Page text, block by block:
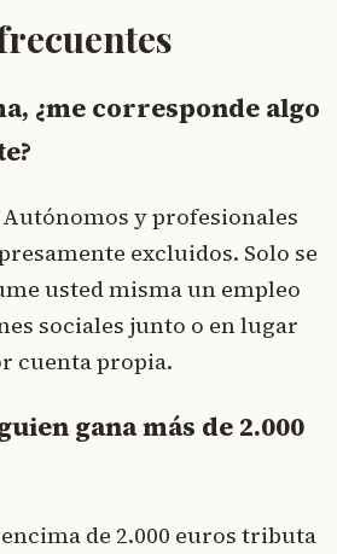
¿me corresponde algo
y profesionales
excluidos. Solo se
usted misma un empleo
sociales junto o en lugar
cuenta propia.
gana más de 2.000
de 2.000 euros tributa